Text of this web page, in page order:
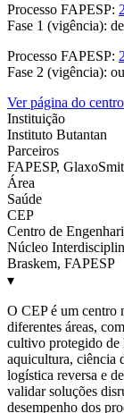
Processo FAPESP:
Fase 1 (vigência):
Processo FAPESP:
Fase 2 (vigência):
Ver página do
Instituição
Instituto Butantan
Parceiros
FAPESP,
Área
Saúde
CEP
Centro de
Núcleo
Braskem, FAPESP
▾
O CEP é um centro
diferentes áreas,
cultivo protegido de
aquicultura, ciência
logística reversa e
validar soluções
desempenho dos